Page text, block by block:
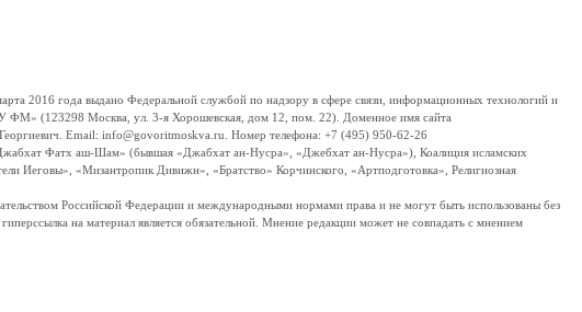
2016 года выдано Федеральной службой по надзору в сфере связи, информационных технологий и
ФМ» (123298 Москва, ул. 3-я Хорошевская, дом 12, пом. 22). Доменное имя сайта
Email: info@govoritmoskva.ru. Номер телефона: +7 (495) 950-62-26
Фатх аш-Шам» (бывшая «Джабхат ан-Нусра», «Джебхат ан-Нусра»), Коалиция исламских
Иеговы», «Мизантропик Дивижн», «Братство» Корчинского, «Артподготовка», Религиозная
Российской Федерации и международными нормами права и не могут быть использованы без
на материал является обязательной. Мнение редакции может не совпадать с мнением